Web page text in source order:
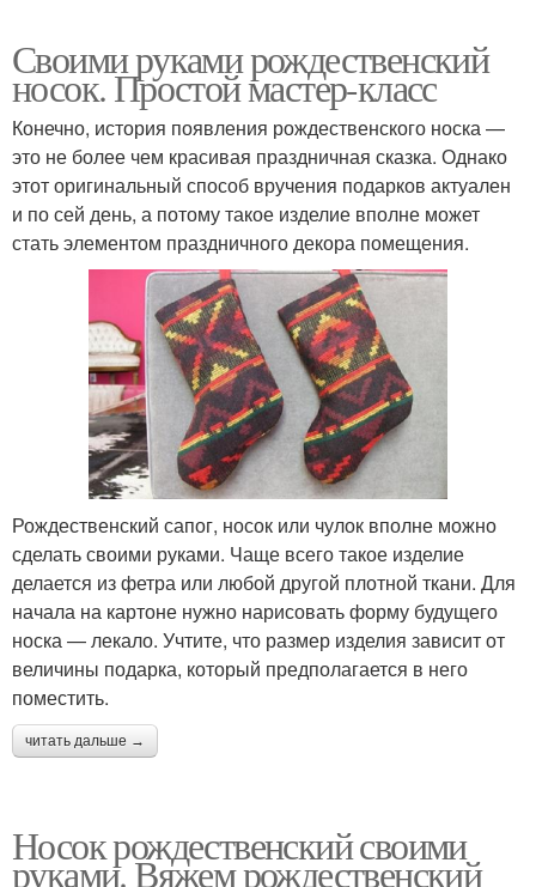
Своими руками рождественский
носок. Простой мастер-класс
Конечно, история появления рождественского носка —
это не более чем красивая праздничная сказка. Однако
этот оригинальный способ вручения подарков актуален
и по сей день, а потому такое изделие вполне может
стать элементом праздничного декора помещения.
Рождественский сапог, носок или чулок вполне можно
сделать своими руками. Чаще всего такое изделие
делается из фетра или любой другой плотной ткани. Для
начала на картоне нужно нарисовать форму будущего
носка — лекало. Учтите, что размер изделия зависит от
величины подарка, который предполагается в него
поместить.
читать дальше →
Носок рождественский своими
руками. Вяжем рождественский